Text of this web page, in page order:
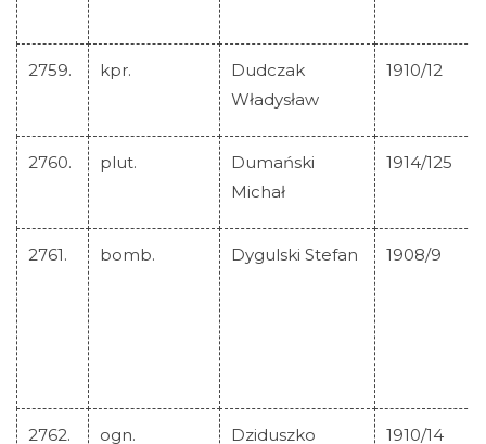
2759. kpr.
Dudczak
Władysław
1910/12
2760. plut.
Dumański
Michał
1914/125
2761. bomb. Dygulski Stefan 1908/9
2762. ogn.
Dziduszko
1910/14